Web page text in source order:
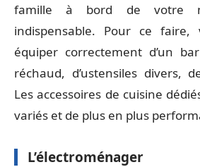
famille à bord de votre
indispensable. Pour ce faire,
équiper correctement d’un
réchaud, d’ustensiles divers,
Les accessoires de cuisine
variés et de plus en plus
L’électroménager